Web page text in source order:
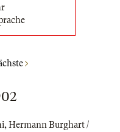
,Hermann Burghart /